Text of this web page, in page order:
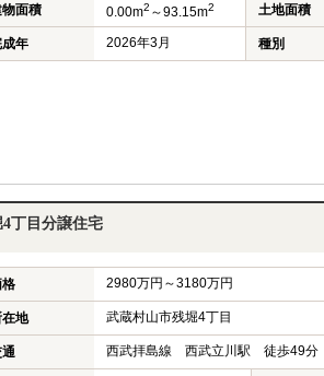
面積 0.00m2 ～93.15m2 土地面積
年 2026年3月 種別
丁目分譲住宅
2980万円～3180万円
在地 武蔵村山市残堀4丁目
西武拝島線 西武立川駅 徒歩49分